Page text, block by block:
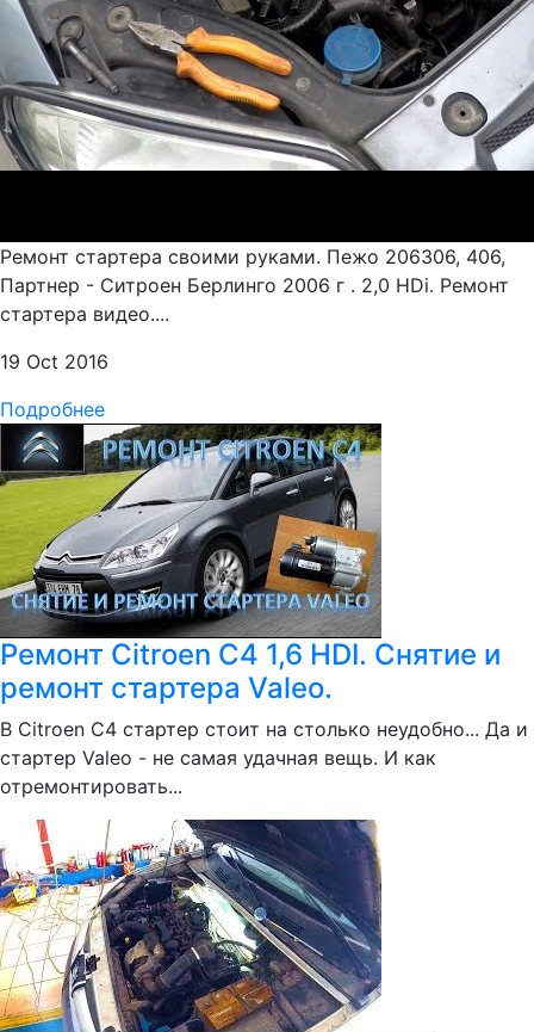
Ремонт стартера своими руками. Пежо 206306, 406,
Партнер - Ситроен Берлинго 2006 г . 2,0 HDi. Ремонт
стартера видео....
19 Oct 2016
Подробнее
Ремонт Citroen C4 1,6 HDI. Снятие и
ремонт стартера Valeo.
В Citroen С4 стартер стоит на столько неудобно... Да и
стартер Valeo - не самая удачная вещь. И как
отремонтировать...